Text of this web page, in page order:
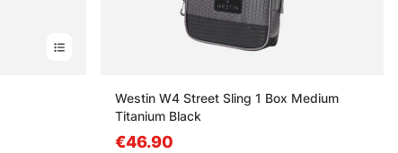
Westin W4 Street Sling 1 Box Medium
Titanium Black
€46.90